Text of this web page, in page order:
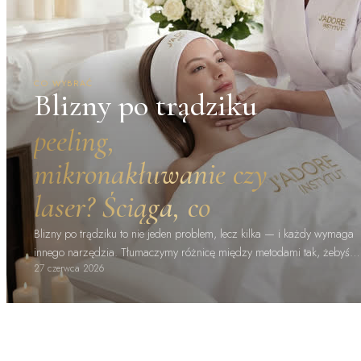
CO WYBRAĆ
Blizny po trądziku
peeling,
mikronakłuwanie czy
laser? Ściąga, co
naprawdę działa
Blizny po trądziku to nie jeden problem, lecz kilka — i każdy wymaga
innego narzędzia. Tłumaczymy różnicę między metodami tak, żebyś
wiedziała, o co…
27 czerwca 2026